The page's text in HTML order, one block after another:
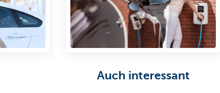
Auch interessant